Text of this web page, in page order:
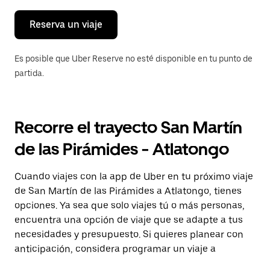
calendario.
Reserva un viaje
Es posible que Uber Reserve no esté disponible en tu punto de
partida.
Recorre el trayecto San Martín
de las Pirámides - Atlatongo
Cuando viajes con la app de Uber en tu próximo viaje
de San Martín de las Pirámides a Atlatongo, tienes
opciones. Ya sea que solo viajes tú o más personas,
encuentra una opción de viaje que se adapte a tus
necesidades y presupuesto. Si quieres planear con
anticipación, considera programar un viaje a